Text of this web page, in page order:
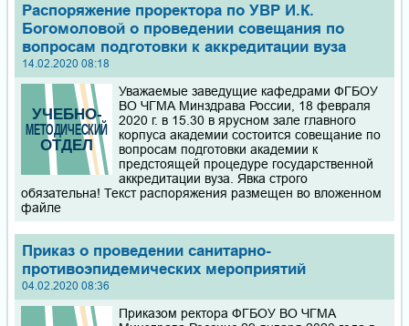
Распоряжение проректора по УВР И.К.
Богомоловой о проведении совещания по
вопросам подготовки к аккредитации вуза
14.02.2020 08:18
Уважаемые заведущие кафедрами ФГБОУ
ВО ЧГМА Минздрава России, 18 февраля
2020 г. в 15.30 в ярусном зале главного
корпуса академии состоится совещание по
вопросам подготовки академии к
предстоящей процедуре государственной
аккредитации вуза. Явка строго
обязательна! Текст распоряжения размещен во вложенном
файле
Приказ о проведении санитарно-
противоэпидемических мероприятий
04.02.2020 08:36
Приказом ректора ФГБОУ ВО ЧГМА